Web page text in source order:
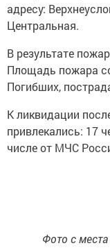
адресу:
Центральная.
В результате
Площадь пожара
Погибших,
К ликвидации
привлекались: 17
числе от МЧС
Фото с